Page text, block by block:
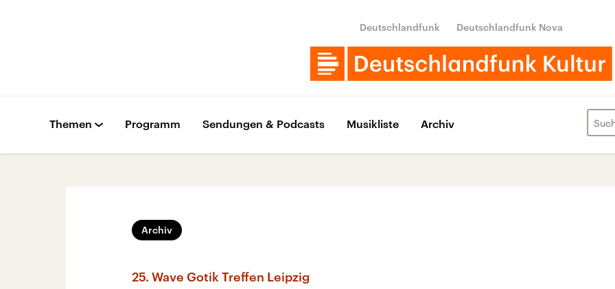
Deutschlandfunk Deutschlandfunk Nova
Themen Programm Sendungen & Podcasts Musikliste Archiv
Archiv
25. Wave Gotik Treffen Leipzig